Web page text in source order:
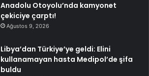
Anadolu Otoyolu’nda kamyonet
çekiciye çarptı!
Ağustos 9, 2026
Libya’dan Türkiye’ye geldi: Elini
kullanamayan hasta Medipol’de şifa
buldu